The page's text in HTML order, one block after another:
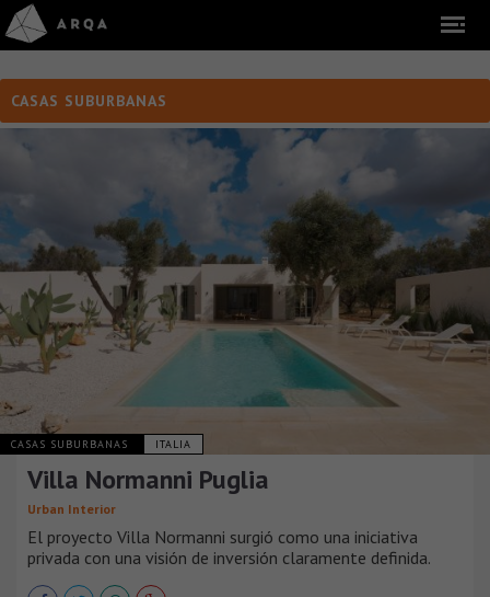
CASAS SUBURBANAS
CASAS SUBURBANAS ITALIA
Villa Normanni Puglia
Urban Interior
El proyecto Villa Normanni surgió como una iniciativa
privada con una visión de inversión claramente definida.